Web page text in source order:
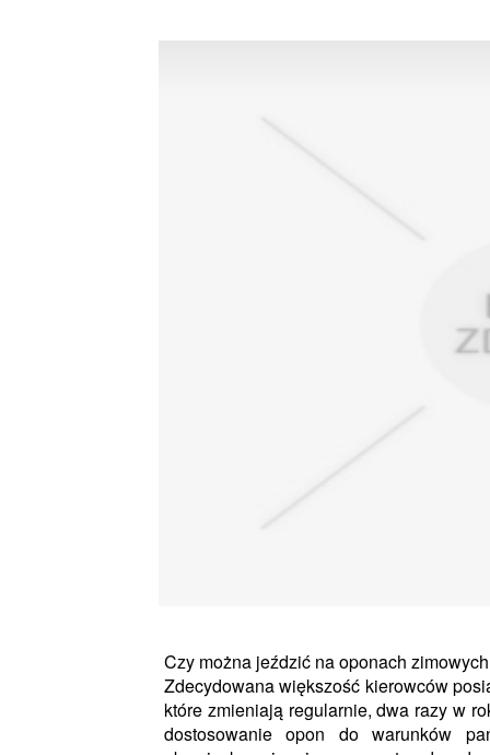
Czy można jeździć na oponach
Zdecydowana większość kierowców
które zmieniają regularnie, dwa razy w
dostosowanie opon do warunków